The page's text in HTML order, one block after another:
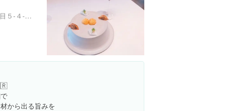
東京都港区白金台５丁目５-４-７ ＢＡＲＢＩＺＯＮ２５ １階
から出る旨みを